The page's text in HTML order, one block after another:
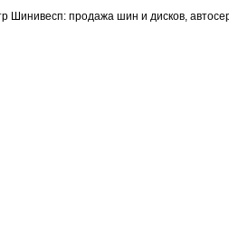
Шинивесп: продажа шин и дисков,